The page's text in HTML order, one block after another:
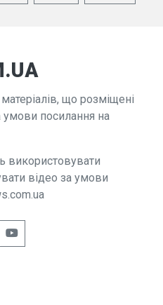
що розміщені
умови посилання на
використовувати
відео за умови